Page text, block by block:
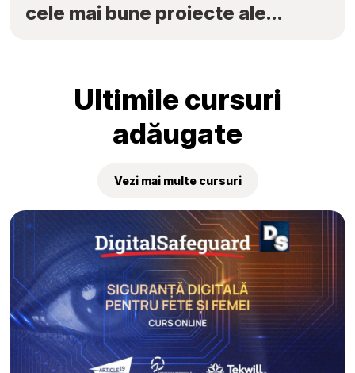
cele mai bune proiecte ale
Ultimile cursuri
adăugate
Vezi mai multe cursuri